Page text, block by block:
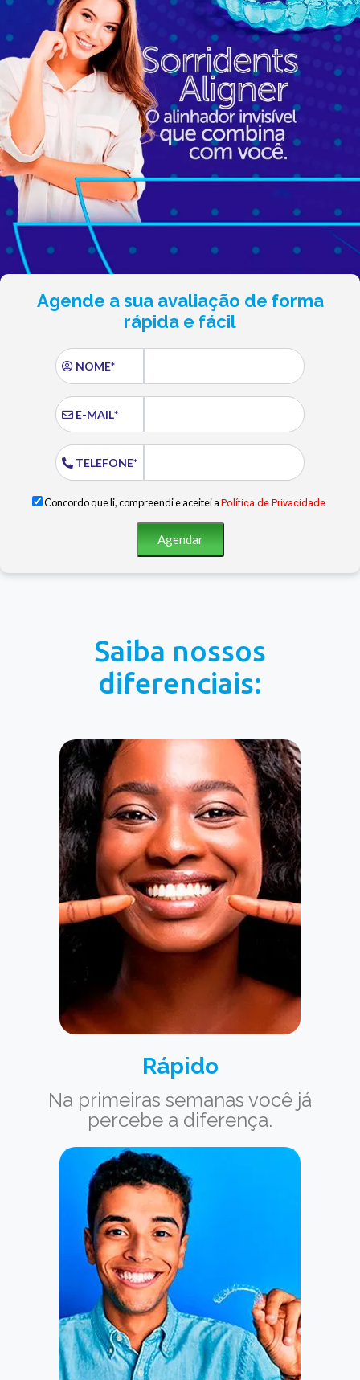
Agende a sua avaliação de forma
rápida e fácil
NOME*
E-MAIL*
TELEFONE*
Concordo que li, compreendi e aceitei a Política de Privacidade.
Agendar
Saiba nossos
diferenciais:
Rápido
Na primeiras semanas você já
percebe a diferença.